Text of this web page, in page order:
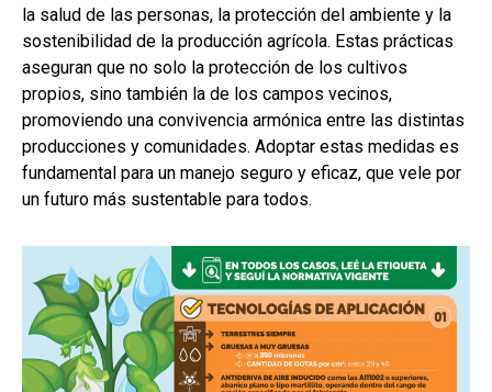
la salud de las personas, la protección del ambiente y la
sostenibilidad de la producción agrícola. Estas prácticas
aseguran que no solo la protección de los cultivos
propios, sino también la de los campos vecinos,
promoviendo una convivencia armónica entre las distintas
producciones y comunidades. Adoptar estas medidas es
fundamental para un manejo seguro y eficaz, que vele por
un futuro más sustentable para todos.